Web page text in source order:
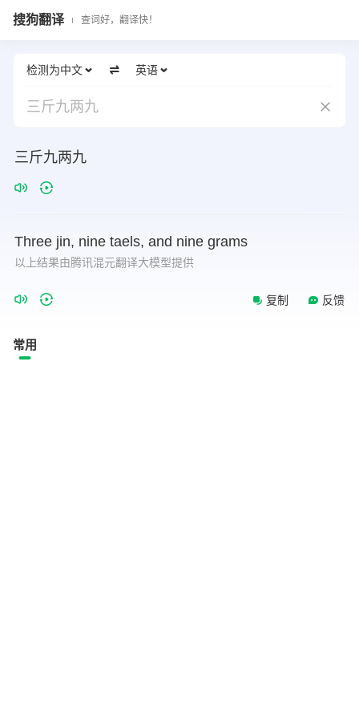
搜狗翻译 查词好，翻译快！
检测为中文 英语
三斤九两九
三斤九两九
Three jin, nine taels, and nine grams
以上结果由腾讯混元翻译大模型提供
复制 反馈
常用